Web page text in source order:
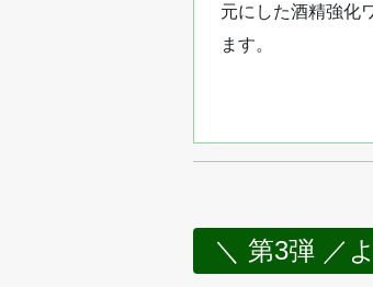
元にした酒精強化
ます。
＼ 第3弾 ／